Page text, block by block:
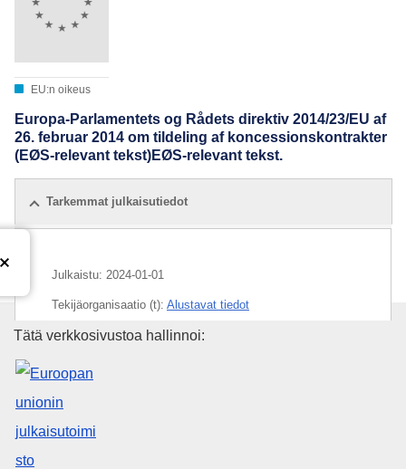
EU:n oikeus
Europa-Parlamentets og Rådets direktiv 2014/23/EU af
26. februar 2014 om tildeling af koncessionskontrakter
(EØS-relevant tekst)EØS-relevant tekst.
Tarkemmat julkaisutiedot
Julkaistu: 2024-01-01
Tekijäorganisaatio (t): Alustavat tiedot
Euroopan unionin
Tätä verkkosivustoa hallinnoi: